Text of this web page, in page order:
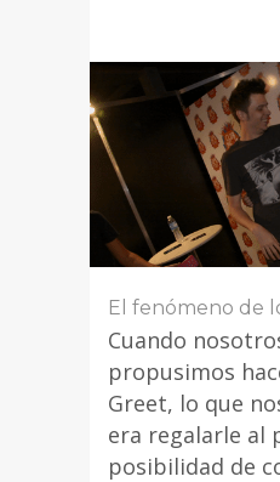
El fenómeno de
Cuando
propusimos
Greet, lo que
era regalarle al
posibilidad de